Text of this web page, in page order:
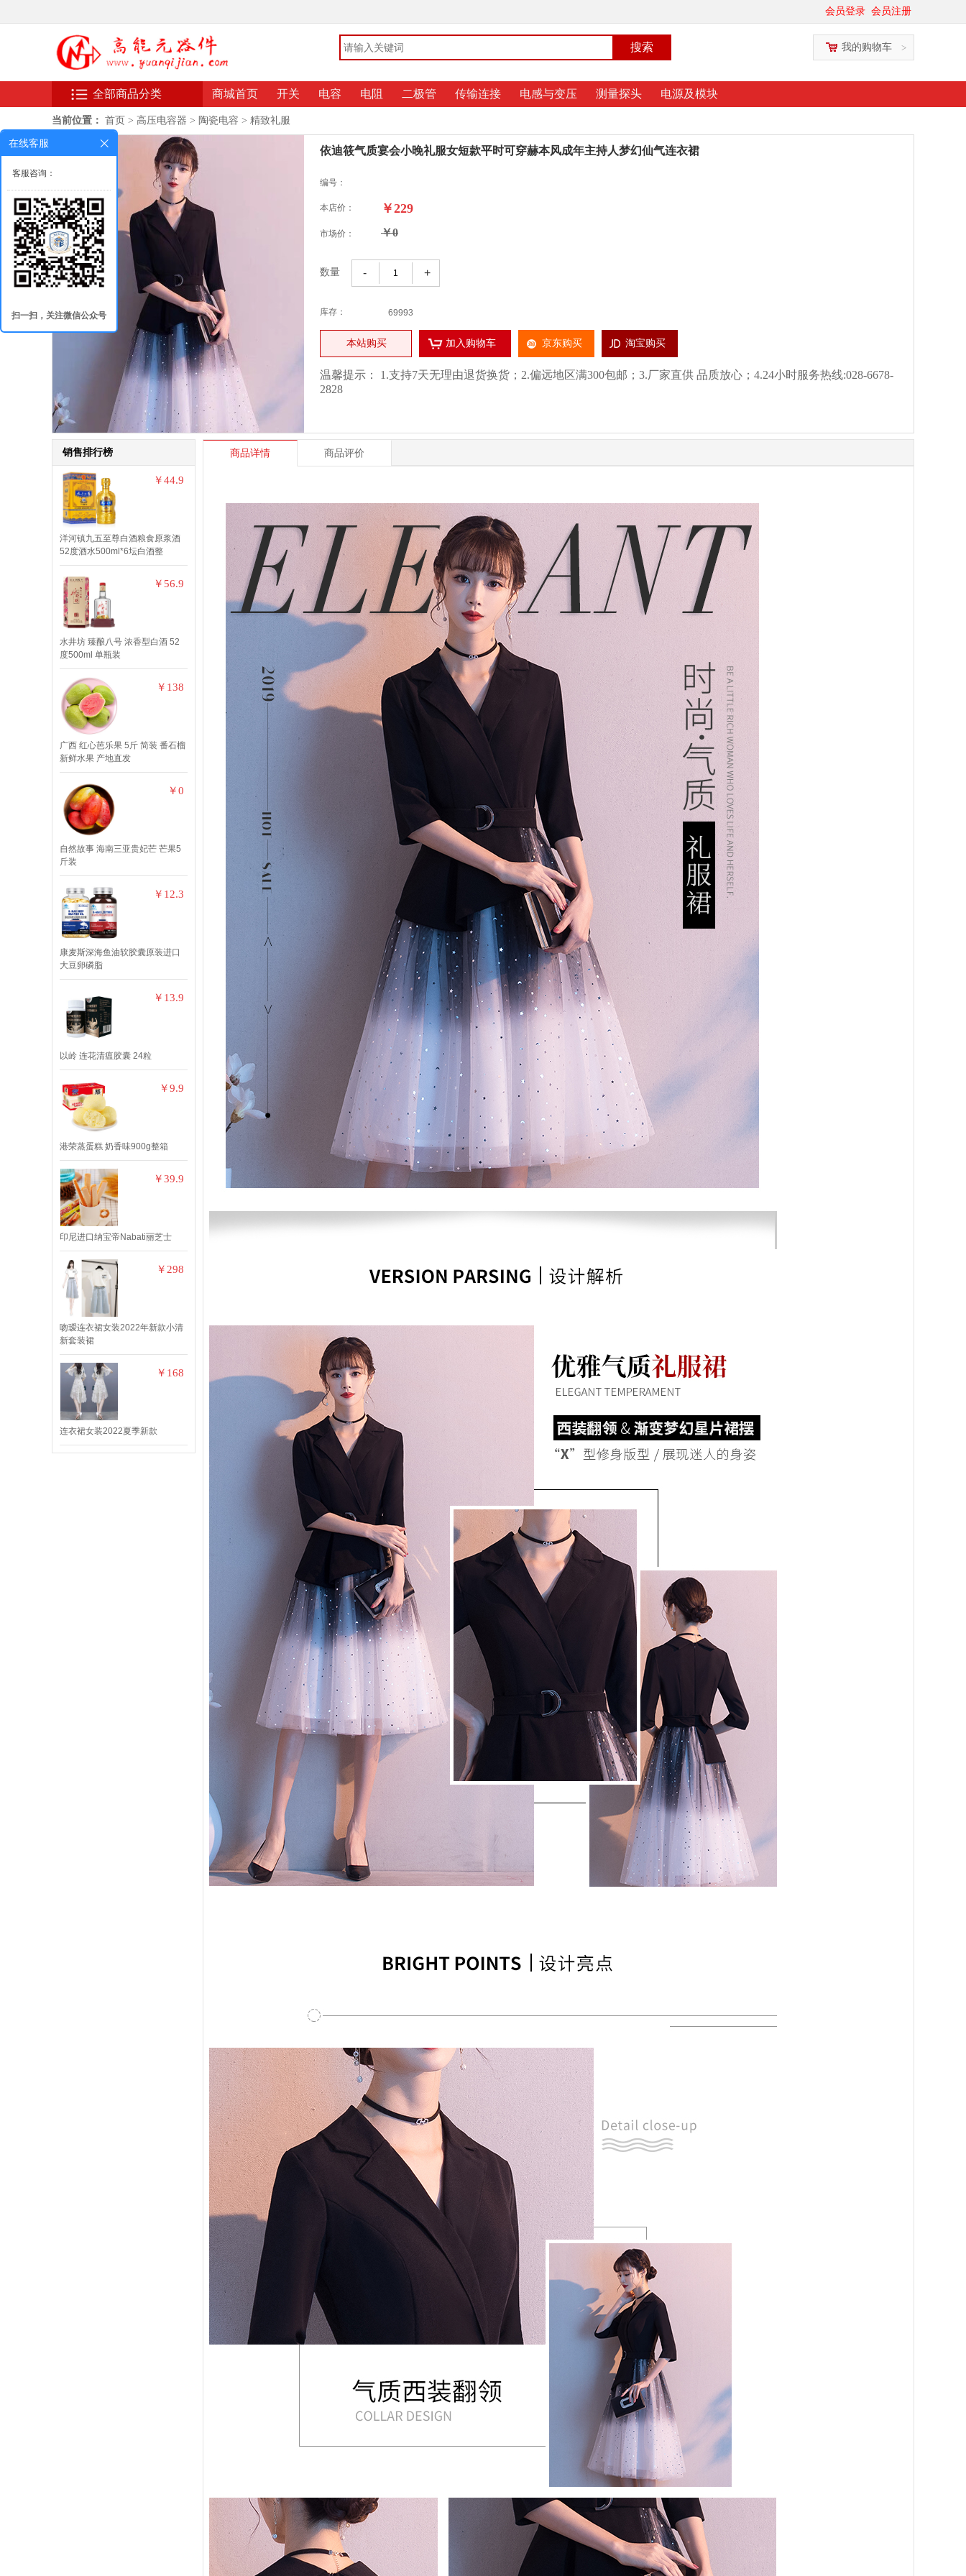
会员登录 会员注册
>
我的购物车
全部商品分类 商城首页 开关 电容 电阻 二极管 传输连接 电感与变压 测量探头 电源及模块
当前位置： 首页 > 高压电容器 > 陶瓷电容 > 精致礼服
依迪筱气质宴会小晚礼服女短款平时可穿赫本风成年主持人梦幻仙气连衣裙
编号：
本店价： ￥229
市场价： ￥0
数量 - +
库存： 69993
本站购买 加入购物车 京东购买 淘宝购买
温馨提示： 1.支持7天无理由退货换货；2.偏远地区满300包邮；3.厂家直供 品质放心；4.24小时服务热线:028-6678-
2828
销售排行榜
￥44.9
洋河镇九五至尊白酒粮食原浆酒
52度酒水500ml*6坛白酒整
￥56.9
水井坊 臻酿八号 浓香型白酒 52
度500ml 单瓶装
￥138
广西 红心芭乐果 5斤 简装 番石榴
新鲜水果 产地直发
￥0
自然故事 海南三亚贵妃芒 芒果5
斤装
￥12.3
康麦斯深海鱼油软胶囊原装进口
大豆卵磷脂
￥13.9
以岭 连花清瘟胶囊 24粒
￥9.9
港荣蒸蛋糕 奶香味900g整箱
￥39.9
印尼进口纳宝帝Nabati丽芝士
￥298
吻瑷连衣裙女装2022年新款小清
新套装裙
￥168
连衣裙女装2022夏季新款
商品详情 商品评价
在线客服
客服咨询：
扫一扫，关注微信公众号